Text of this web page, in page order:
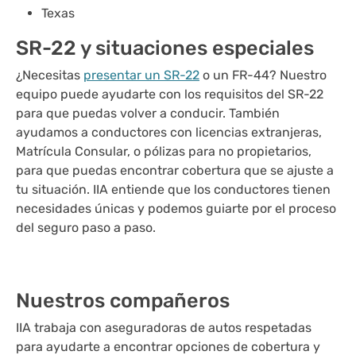
Texas
SR-22 y situaciones especiales
¿Necesitas presentar un SR-22 o un FR-44? Nuestro
equipo puede ayudarte con los requisitos del SR-22
para que puedas volver a conducir. También
ayudamos a conductores con licencias extranjeras,
Matrícula Consular, o pólizas para no propietarios,
para que puedas encontrar cobertura que se ajuste a
tu situación. IIA entiende que los conductores tienen
necesidades únicas y podemos guiarte por el proceso
del seguro paso a paso.
Nuestros compañeros
IIA trabaja con aseguradoras de autos respetadas
para ayudarte a encontrar opciones de cobertura y